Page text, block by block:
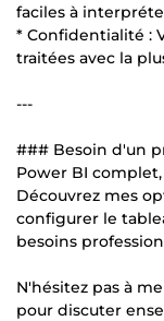
faciles à
* Confidentialité :
traitées avec la
---
### Besoin d'un
Power BI
Découvrez mes
configurer le
besoins
N'hésitez pas à
pour discuter